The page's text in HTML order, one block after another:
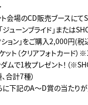
ト会場のCD販売ブースにて
ジューンブライド」または
ション」をご購入2,000円(
ット（クリアフォトカード
ムで1枚プレゼント！（
合計7種）
に下記のA～D賞の当たり